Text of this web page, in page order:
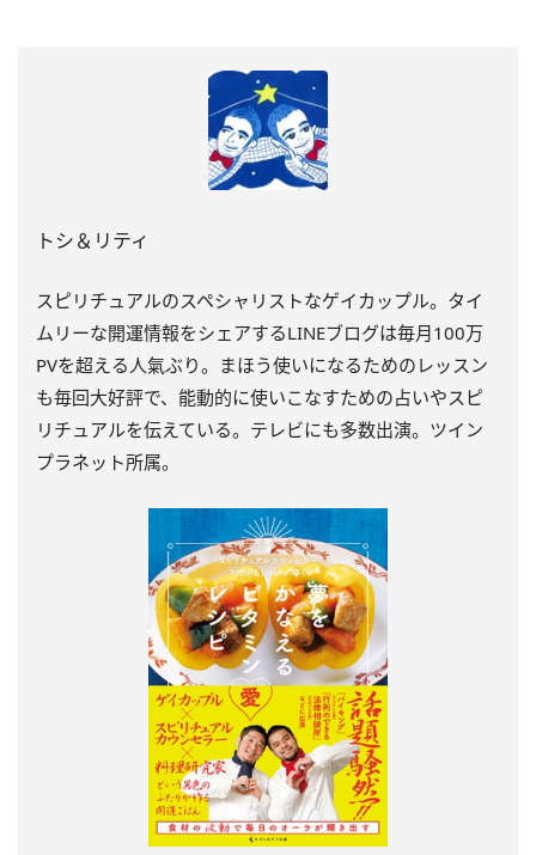
トシ＆リティ
スピリチュアルのスペシャリストなゲイカップル。タイ
ムリーな開運情報をシェアするLINEブログは毎月100万
PVを超える人氣ぶり。まほう使いになるためのレッスン
も毎回大好評で、能動的に使いこなすための占いやスピ
リチュアルを伝えている。テレビにも多数出演。ツイン
プラネット所属。